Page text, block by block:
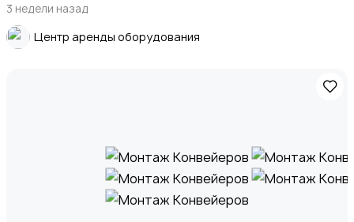
3 недели назад
Центр аренды оборудования